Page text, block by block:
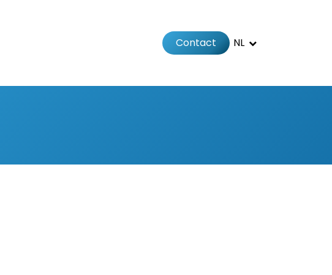
Contact NL